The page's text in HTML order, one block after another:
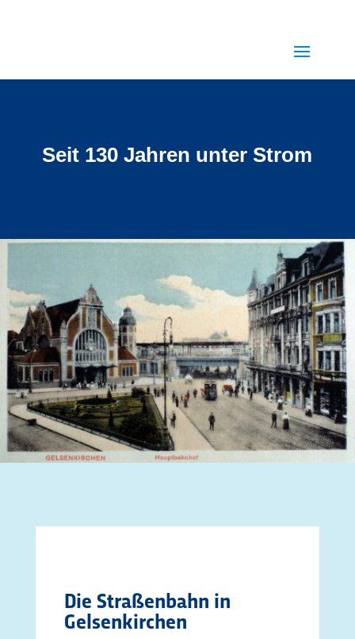
Seit 130 Jahren unter Strom
Die Straßenbahn in
Gelsenkirchen